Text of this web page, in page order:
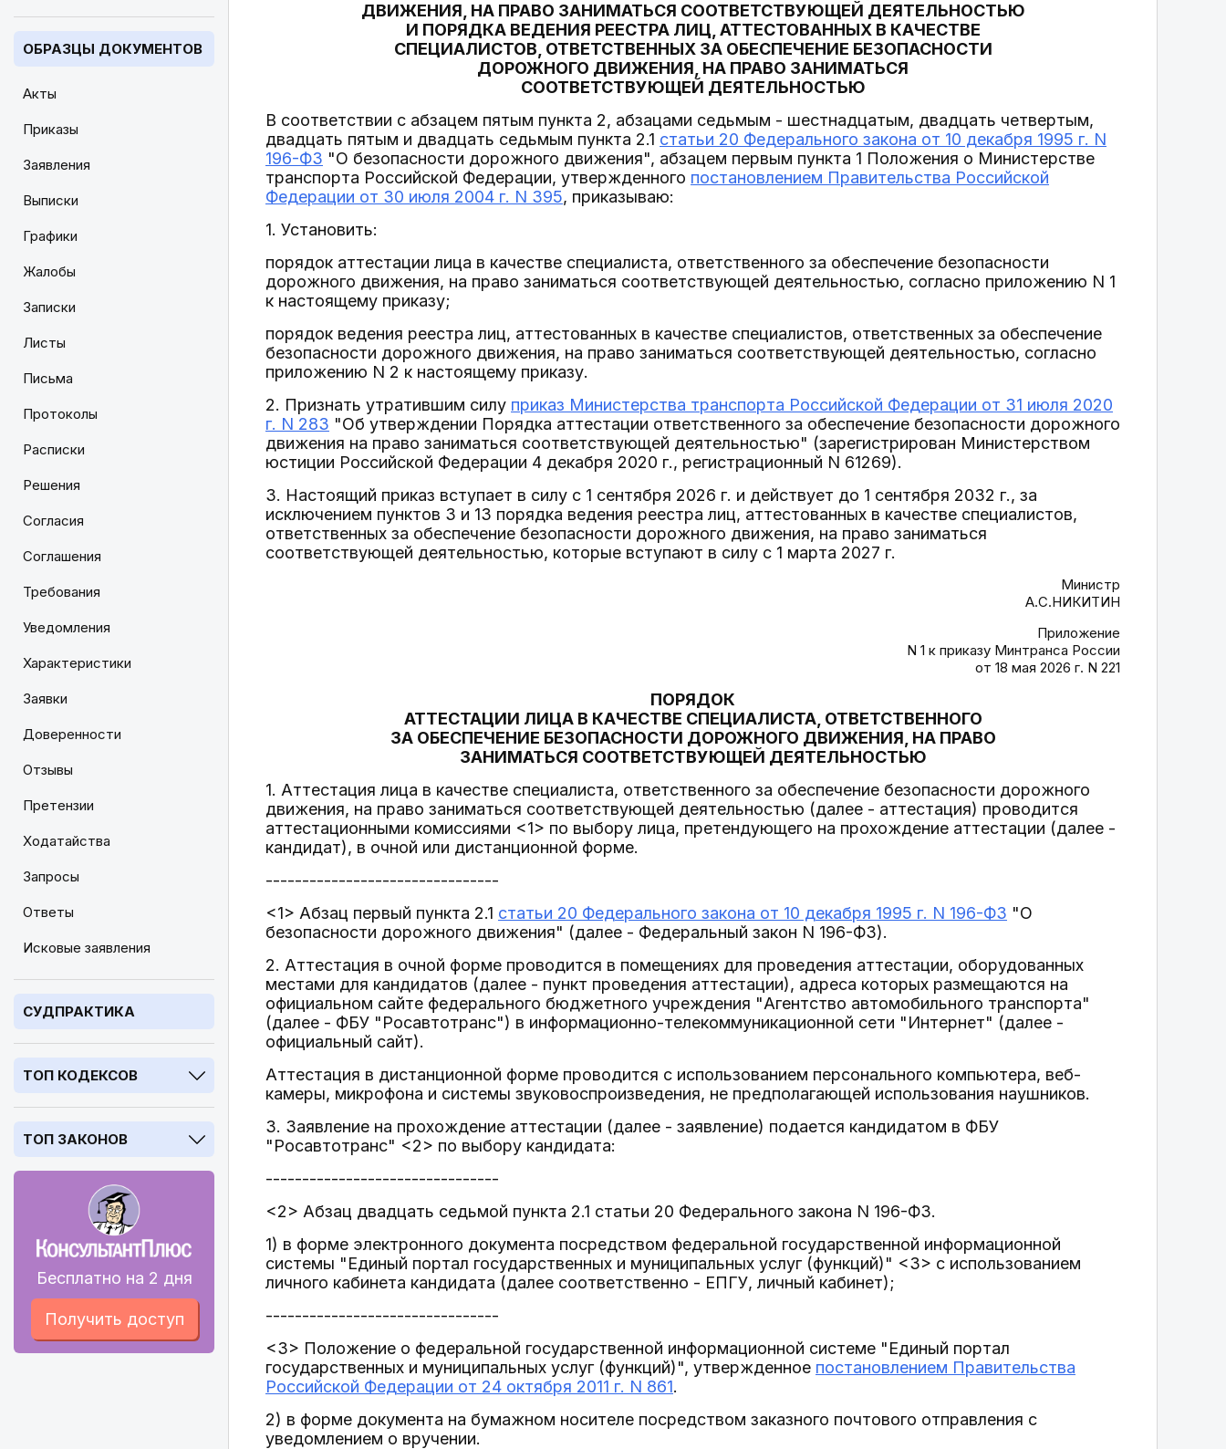
ОБРАЗЦЫ ДОКУМЕНТОВ
Акты
Приказы
Заявления
Выписки
Графики
Жалобы
Записки
Листы
Письма
Протоколы
Расписки
Решения
Согласия
Соглашения
Требования
Уведомления
Характеристики
Заявки
Доверенности
Отзывы
Претензии
Ходатайства
Запросы
Ответы
Исковые заявления
СУДПРАКТИКА
ТОП КОДЕКСОВ
ТОП ЗАКОНОВ
Бесплатно на 2 дня
Получить доступ
ДВИЖЕНИЯ, НА ПРАВО ЗАНИМАТЬСЯ СООТВЕТСТВУЮЩЕЙ ДЕЯТЕЛЬНОСТЬЮ
И ПОРЯДКА ВЕДЕНИЯ РЕЕСТРА ЛИЦ, АТТЕСТОВАННЫХ В КАЧЕСТВЕ
СПЕЦИАЛИСТОВ, ОТВЕТСТВЕННЫХ ЗА ОБЕСПЕЧЕНИЕ БЕЗОПАСНОСТИ
ДОРОЖНОГО ДВИЖЕНИЯ, НА ПРАВО ЗАНИМАТЬСЯ
СООТВЕТСТВУЮЩЕЙ ДЕЯТЕЛЬНОСТЬЮ
В соответствии с абзацем пятым пункта 2, абзацами седьмым - шестнадцатым, двадцать четвертым,
двадцать пятым и двадцать седьмым пункта 2.1 статьи 20 Федерального закона от 10 декабря 1995 г. N
196-ФЗ "О безопасности дорожного движения", абзацем первым пункта 1 Положения о Министерстве
транспорта Российской Федерации, утвержденного постановлением Правительства Российской
Федерации от 30 июля 2004 г. N 395, приказываю:
1. Установить:
порядок аттестации лица в качестве специалиста, ответственного за обеспечение безопасности
дорожного движения, на право заниматься соответствующей деятельностью, согласно приложению N 1
к настоящему приказу;
порядок ведения реестра лиц, аттестованных в качестве специалистов, ответственных за обеспечение
безопасности дорожного движения, на право заниматься соответствующей деятельностью, согласно
приложению N 2 к настоящему приказу.
2. Признать утратившим силу приказ Министерства транспорта Российской Федерации от 31 июля 2020
г. N 283 "Об утверждении Порядка аттестации ответственного за обеспечение безопасности дорожного
движения на право заниматься соответствующей деятельностью" (зарегистрирован Министерством
юстиции Российской Федерации 4 декабря 2020 г., регистрационный N 61269).
3. Настоящий приказ вступает в силу с 1 сентября 2026 г. и действует до 1 сентября 2032 г., за
исключением пунктов 3 и 13 порядка ведения реестра лиц, аттестованных в качестве специалистов,
ответственных за обеспечение безопасности дорожного движения, на право заниматься
соответствующей деятельностью, которые вступают в силу с 1 марта 2027 г.
Министр
А.С.НИКИТИН
Приложение
N 1 к приказу Минтранса России
от 18 мая 2026 г. N 221
ПОРЯДОК
АТТЕСТАЦИИ ЛИЦА В КАЧЕСТВЕ СПЕЦИАЛИСТА, ОТВЕТСТВЕННОГО
ЗА ОБЕСПЕЧЕНИЕ БЕЗОПАСНОСТИ ДОРОЖНОГО ДВИЖЕНИЯ, НА ПРАВО
ЗАНИМАТЬСЯ СООТВЕТСТВУЮЩЕЙ ДЕЯТЕЛЬНОСТЬЮ
1. Аттестация лица в качестве специалиста, ответственного за обеспечение безопасности дорожного
движения, на право заниматься соответствующей деятельностью (далее - аттестация) проводится
аттестационными комиссиями <1> по выбору лица, претендующего на прохождение аттестации (далее -
кандидат), в очной или дистанционной форме.
--------------------------------
<1> Абзац первый пункта 2.1 статьи 20 Федерального закона от 10 декабря 1995 г. N 196-ФЗ "О
безопасности дорожного движения" (далее - Федеральный закон N 196-ФЗ).
2. Аттестация в очной форме проводится в помещениях для проведения аттестации, оборудованных
местами для кандидатов (далее - пункт проведения аттестации), адреса которых размещаются на
официальном сайте федерального бюджетного учреждения "Агентство автомобильного транспорта"
(далее - ФБУ "Росавтотранс") в информационно-телекоммуникационной сети "Интернет" (далее -
официальный сайт).
Аттестация в дистанционной форме проводится с использованием персонального компьютера, веб-
камеры, микрофона и системы звуковоспроизведения, не предполагающей использования наушников.
3. Заявление на прохождение аттестации (далее - заявление) подается кандидатом в ФБУ
"Росавтотранс" <2> по выбору кандидата:
--------------------------------
<2> Абзац двадцать седьмой пункта 2.1 статьи 20 Федерального закона N 196-ФЗ.
1) в форме электронного документа посредством федеральной государственной информационной
системы "Единый портал государственных и муниципальных услуг (функций)" <3> с использованием
личного кабинета кандидата (далее соответственно - ЕПГУ, личный кабинет);
--------------------------------
<3> Положение о федеральной государственной информационной системе "Единый портал
государственных и муниципальных услуг (функций)", утвержденное постановлением Правительства
Российской Федерации от 24 октября 2011 г. N 861.
2) в форме документа на бумажном носителе посредством заказного почтового отправления с
уведомлением о вручении.